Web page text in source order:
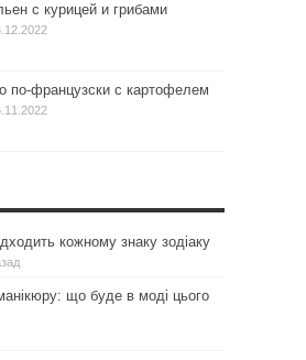
с курицей и грибами
по-французски с картофелем
кожному знаку зодіаку
що буде в моді цього